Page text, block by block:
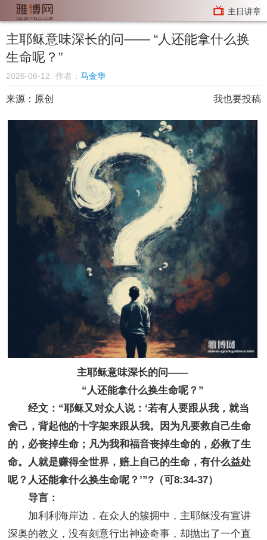
主日讲章
主耶稣意味深长的问—— “人还能拿什么换
生命呢？”
2026-06-12 作者： 马金华
来源：原创 我也要投稿
主耶稣意味深长的问——
“人还能拿什么换生命呢？”
经文：“耶稣又对众人说：‘若有人要跟从我，就当
舍己，背起他的十字架来跟从我。因为凡要救自己生命
的，必丧掉生命；凡为我和福音丧掉生命的，必救了生
命。人就是赚得全世界，赔上自己的生命，有什么益处
呢？人还能拿什么换生命呢？’”?（可8:34-37）
导言：
加利利海岸边，在众人的簇拥中，主耶稣没有宣讲
深奥的教义，没有刻意行出神迹奇事，却抛出了一个直